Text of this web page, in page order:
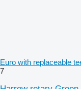
Euro with replaceable
7